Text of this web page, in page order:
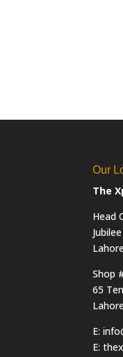
Our
The
Head
Shop
65
E:
E: